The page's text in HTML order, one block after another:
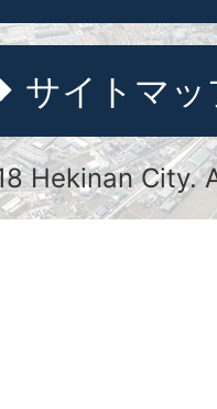
サイトマッ
Hekinan City.